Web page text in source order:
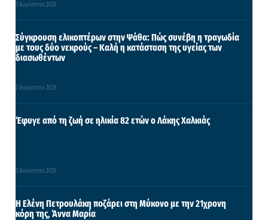
3 Αυγούστου 2026
Σύγκρουση ελικοπτέρων στην Ψάθα: Πώς συνέβη η τραγωδία
με τους δύο νεκρούς – Καλή η κατάσταση της υγείας των
διασωθέντων
2 Αυγούστου 2026
Έφυγε από τη ζωή σε ηλικία 82 ετών ο Λάκης Χαλκιάς
3 Αυγούστου 2026
Η Ελένη Πετρουλάκη ποζάρει στη Μύκονο με την 21χρονη
κόρη της, Άννα Μαρία